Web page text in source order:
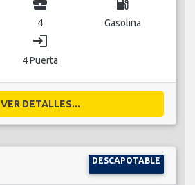
business_center
4
local_gas_station
Gasolina
login
4 Puerta
VER DETALLES...
DESCAPOTABLE